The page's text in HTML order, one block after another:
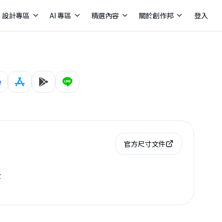
設計專區 AI 專區 精選內容 關於創作邦 登入
官方尺寸文件